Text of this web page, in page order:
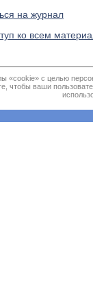
на журнал
ко всем
«cookie» с целью
чтобы ваши